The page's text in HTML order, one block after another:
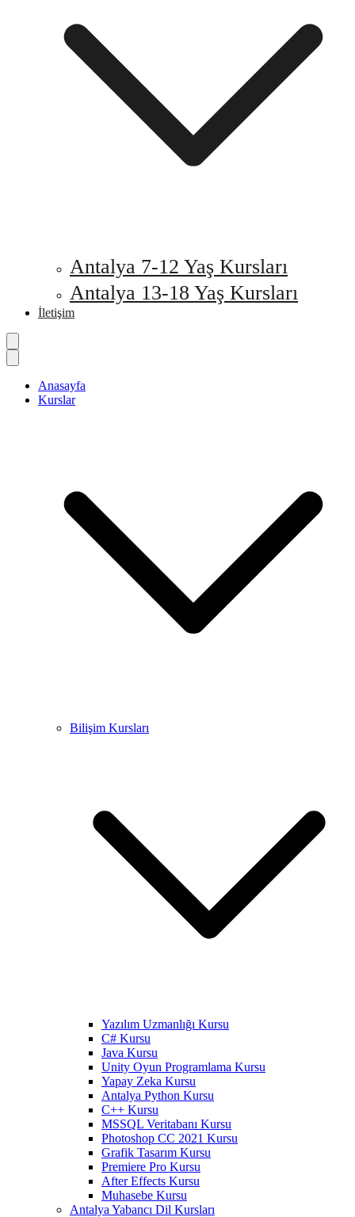
Antalya 7-12 Yaş Kursları
Antalya 13-18 Yaş Kursları
İletişim
Anasayfa
Kurslar
Bilişim Kursları
Yazılım Uzmanlığı Kursu
C# Kursu
Java Kursu
Unity Oyun Programlama Kursu
Yapay Zeka Kursu
Antalya Python Kursu
C++ Kursu
MSSQL Veritabanı Kursu
Photoshop CC 2021 Kursu
Grafik Tasarım Kursu
Premiere Pro Kursu
After Effects Kursu
Muhasebe Kursu
Antalya Yabancı Dil Kursları